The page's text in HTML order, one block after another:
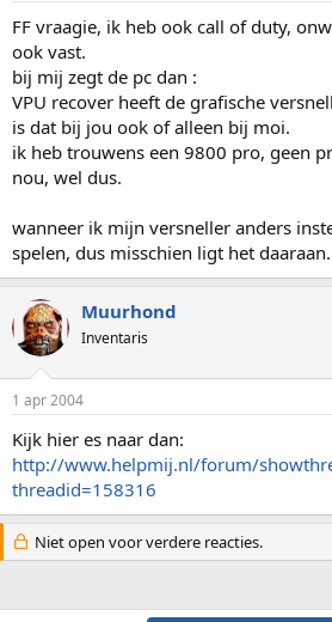
FF vraagie, ik heb ook call of duty,
ook vast.
bij mij zegt de pc dan :
VPU recover heeft de grafische
is dat bij jou ook of alleen bij moi.
ik heb trouwens een 9800 pro, geen
nou, wel dus.
wanneer ik mijn versneller anders
spelen, dus misschien ligt het daaraan.
Muurhond
Inventaris
1 apr 2004
Kijk hier es naar dan:
http://www.helpmij.nl/forum/
threadid=158316
Niet open voor verdere reacties.